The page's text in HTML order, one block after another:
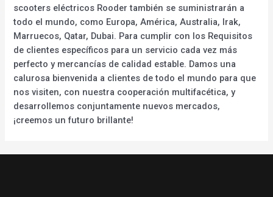
scooters eléctricos Rooder también se suministrarán a
todo el mundo, como Europa, América, Australia, Irak,
Marruecos, Qatar, Dubai. Para cumplir con los Requisitos
de clientes específicos para un servicio cada vez más
perfecto y mercancías de calidad estable. Damos una
calurosa bienvenida a clientes de todo el mundo para que
nos visiten, con nuestra cooperación multifacética, y
desarrollemos conjuntamente nuevos mercados,
¡creemos un futuro brillante!